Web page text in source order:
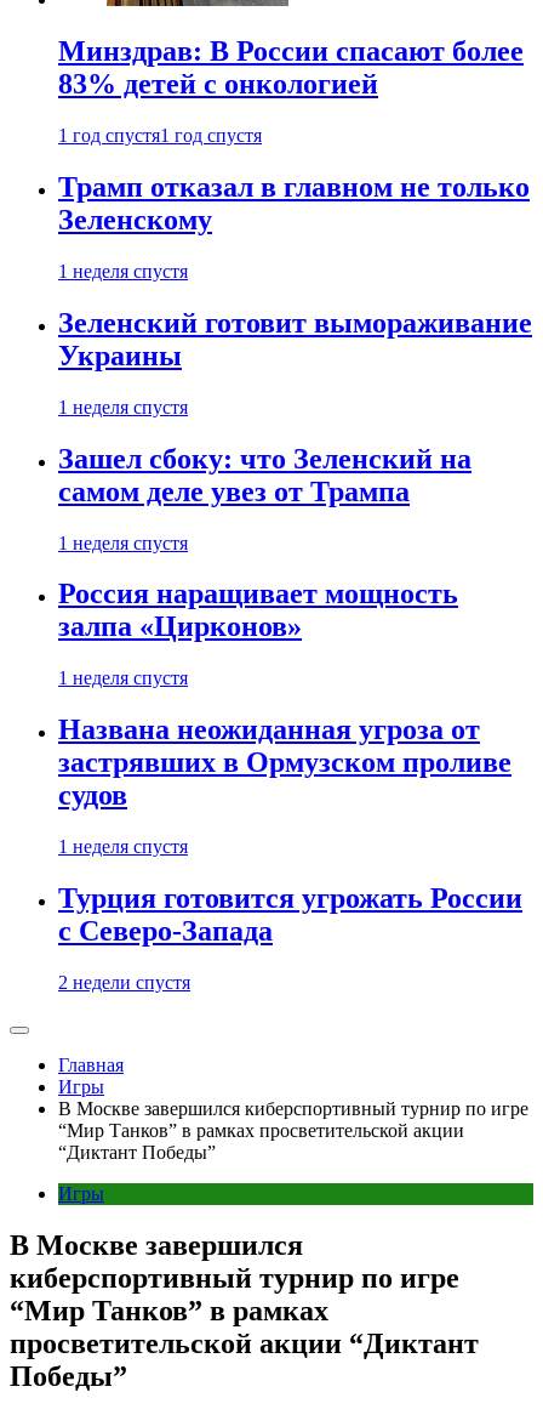
Минздрав: В России спасают более
83% детей с онкологией
1 год спустя1 год спустя
Трамп отказал в главном не только
Зеленскому
1 неделя спустя
Зеленский готовит вымораживание
Украины
1 неделя спустя
Зашел сбоку: что Зеленский на
самом деле увез от Трампа
1 неделя спустя
Россия наращивает мощность
залпа «Цирконов»
1 неделя спустя
Названа неожиданная угроза от
застрявших в Ормузском проливе
судов
1 неделя спустя
Турция готовится угрожать России
с Северо-Запада
2 недели спустя
Главная
Игры
В Москве завершился киберспортивный турнир по игре
“Мир Танков” в рамках просветительской акции
“Диктант Победы”
Игры
В Москве завершился
киберспортивный турнир по игре
“Мир Танков” в рамках
просветительской акции “Диктант
Победы”